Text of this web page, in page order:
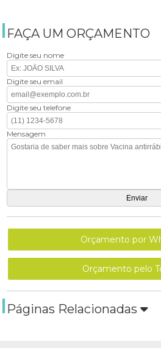
FAÇA UM ORÇAMENTO
Digite seu nome
Digite seu email
Digite seu telefone
Mensagem
Orçamento por
Orçamento pelo
Páginas Relacionadas